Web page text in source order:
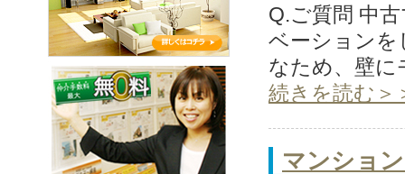
Q.ご質問 中
ベーションを
なため、壁に
続きを読む＞
マンショ